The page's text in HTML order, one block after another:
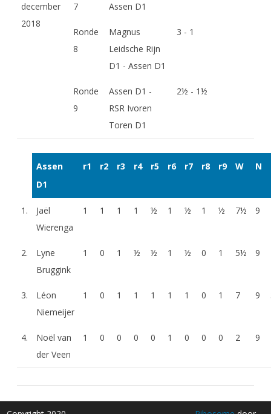
december
2018
7
Assen D1
Ronde
8
Magnus
Leidsche Rijn
D1 - Assen D1
3 - 1
Ronde
9
Assen D1 -
RSR Ivoren
Toren D1
2½ - 1½
Assen
D1
r1 r2 r3 r4 r5 r6 r7 r8 r9 W N
1.
Jaël
Wierenga
1 1 1 1 ½ 1 ½ 1 ½ 7½ 9
2.
Lyne
Bruggink
1 0 1 ½ ½ 1 ½ 0 1 5½ 9
3.
Léon
Niemeijer
1 0 1 1 1 1 1 0 1 7 9
4.
Noël van
der Veen
1 0 0 0 0 1 0 0 0 2 9